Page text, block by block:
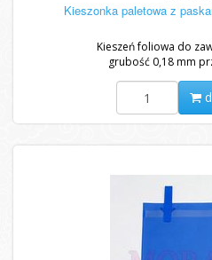
Kieszonka paletowa z
Kieszeń foliowa do
grubość 0,18 mm